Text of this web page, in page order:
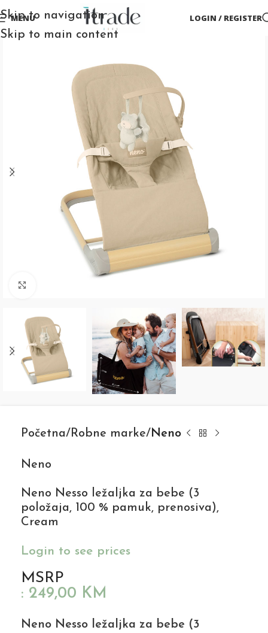
Skip to navigation
Skip to main content
MENU LOGIN / REGISTER
Početna Robne marke Neno
Neno
Neno Nesso ležaljka za bebe (3
položaja, 100 % pamuk, prenosiva),
Cream
Login to see prices
MSRP
: 249,00 KM
Neno Nesso ležaljka za bebe (3